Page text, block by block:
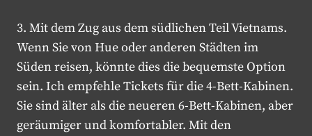
3. Mit dem Zug aus dem südlichen Teil Vietnams.
Wenn Sie von Hue oder anderen Städten im
Süden reisen, könnte dies die bequemste Option
sein. Ich empfehle Tickets für die 4-Bett-Kabinen.
Sie sind älter als die neueren 6-Bett-Kabinen, aber
geräumiger und komfortabler. Mit den